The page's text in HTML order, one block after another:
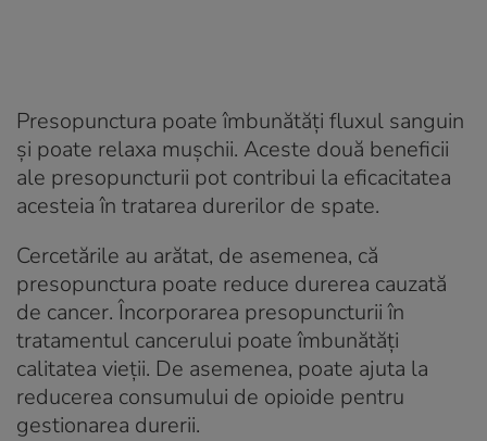
Presopunctura poate îmbunătăți fluxul sanguin
și poate relaxa mușchii. Aceste două beneficii
ale presopuncturii pot contribui la eficacitatea
acesteia în tratarea durerilor de spate.
Cercetările au arătat, de asemenea, că
presopunctura poate reduce durerea cauzată
de cancer. Încorporarea presopuncturii în
tratamentul cancerului poate îmbunătăți
calitatea vieții. De asemenea, poate ajuta la
reducerea consumului de opioide pentru
gestionarea durerii.